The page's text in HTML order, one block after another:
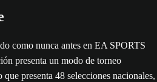
como nunca antes en EA SPORTS
presenta un modo de torneo
presenta 48 selecciones nacionales,